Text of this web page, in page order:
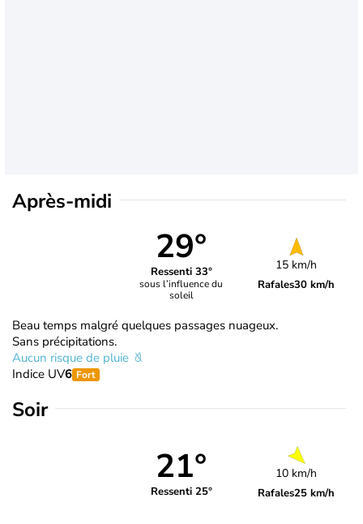
Après-midi
29°
Ressenti 33°
sous l’influence du
soleil
15 km/h
Rafales30 km/h
Beau temps malgré quelques passages nuageux.
Sans précipitations.
Aucun risque de pluie
Indice UV6 Fort
Soir
21°
Ressenti 25°
10 km/h
Rafales25 km/h